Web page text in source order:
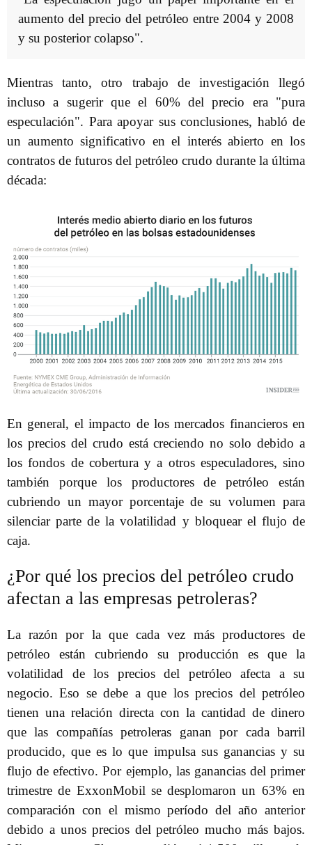
aumento del precio del petróleo entre 2004 y 2008
y su posterior colapso".
Mientras tanto, otro trabajo de investigación llegó
incluso a sugerir que el 60% del precio era "pura
especulación". Para apoyar sus conclusiones, habló de
un aumento significativo en el interés abierto en los
contratos de futuros del petróleo crudo durante la última
década:
En general, el impacto de los mercados financieros en
los precios del crudo está creciendo no solo debido a
los fondos de cobertura y a otros especuladores, sino
también porque los productores de petróleo están
cubriendo un mayor porcentaje de su volumen para
silenciar parte de la volatilidad y bloquear el flujo de
caja.
¿Por qué los precios del petróleo crudo
afectan a las empresas petroleras?
La razón por la que cada vez más productores de
petróleo están cubriendo su producción es que la
volatilidad de los precios del petróleo afecta a su
negocio. Eso se debe a que los precios del petróleo
tienen una relación directa con la cantidad de dinero
que las compañías petroleras ganan por cada barril
producido, que es lo que impulsa sus ganancias y su
flujo de efectivo. Por ejemplo, las ganancias del primer
trimestre de ExxonMobil se desplomaron un 63% en
comparación con el mismo período del año anterior
debido a unos precios del petróleo mucho más bajos.